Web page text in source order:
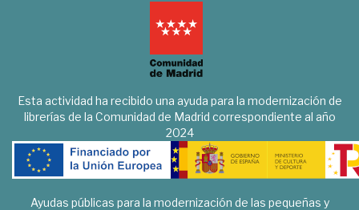
Esta actividad ha recibido una ayuda para la modernización de
librerías de la Comunidad de Madrid correspondiente al año
2024
Ayudas públicas para la modernización de las pequeñas y